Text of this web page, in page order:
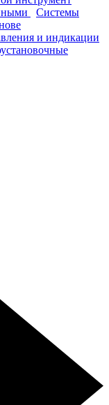
Системы
и индикации